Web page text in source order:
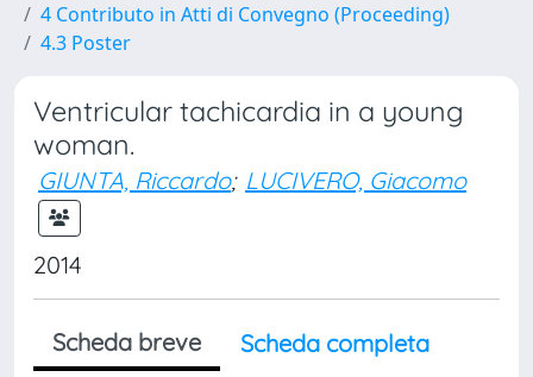
4 Contributo in Atti di Convegno (Proceeding)
4.3 Poster
Ventricular tachicardia in a young
woman.
GIUNTA, Riccardo; LUCIVERO, Giacomo
2014
Scheda breve
Scheda completa